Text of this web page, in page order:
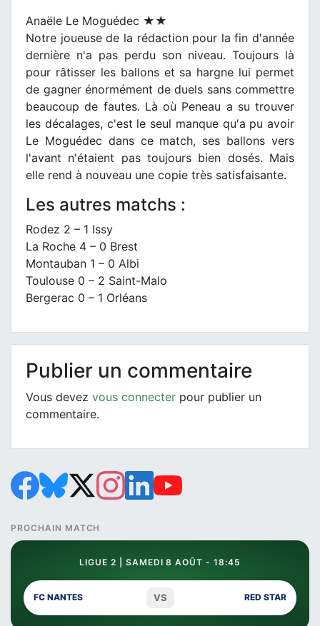
Anaële Le Moguédec ★★
Notre joueuse de la rédaction pour la fin d'année
dernière n'a pas perdu son niveau. Toujours là
pour râtisser les ballons et sa hargne lui permet
de gagner énormément de duels sans commettre
beaucoup de fautes. Là où Peneau a su trouver
les décalages, c'est le seul manque qu'a pu avoir
Le Moguédec dans ce match, ses ballons vers
l'avant n'étaient pas toujours bien dosés. Mais
elle rend à nouveau une copie très satisfaisante.
Les autres matchs :
Rodez 2 – 1 Issy
La Roche 4 – 0 Brest
Montauban 1 – 0 Albi
Toulouse 0 – 2 Saint-Malo
Bergerac 0 – 1 Orléans
Publier un commentaire
Vous devez vous connecter pour publier un
commentaire.
PROCHAIN MATCH
LIGUE 2 | SAMEDI 8 AOÛT - 18:45
FC NANTES VS RED STAR